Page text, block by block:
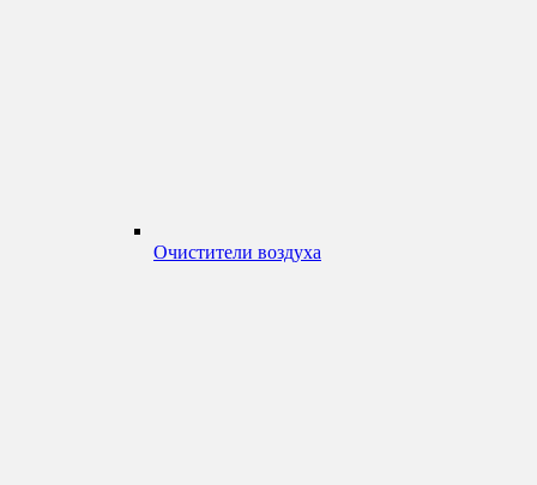
Очистители воздуха